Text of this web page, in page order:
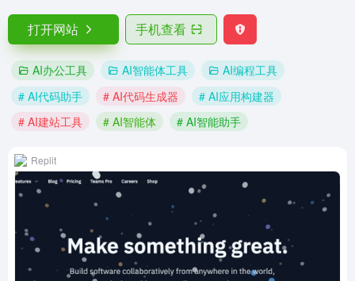
打开网站 手机查看
AI办公工具 AI智能体工具
AI编程工具
# AI代码助手
# AI代码生成器
# AI应用构建器
# AI建站工具
# AI智能体 # AI智能助手
Replit